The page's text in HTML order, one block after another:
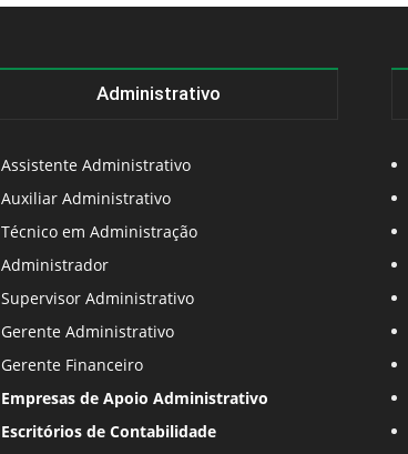
Administrativo
Assistente Administrativo
Auxiliar Administrativo
Técnico em Administração
Administrador
Supervisor Administrativo
Gerente Administrativo
Gerente Financeiro
Empresas de Apoio Administrativo
Escritórios de Contabilidade